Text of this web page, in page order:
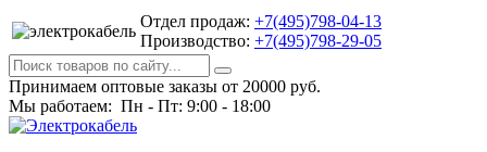
Отдел продаж: +7(495)798-04-13
Производство: +7(495)798-29-05
Принимаем оптовые заказы от 20000 руб.
Мы работаем: Пн - Пт: 9:00 - 18:00